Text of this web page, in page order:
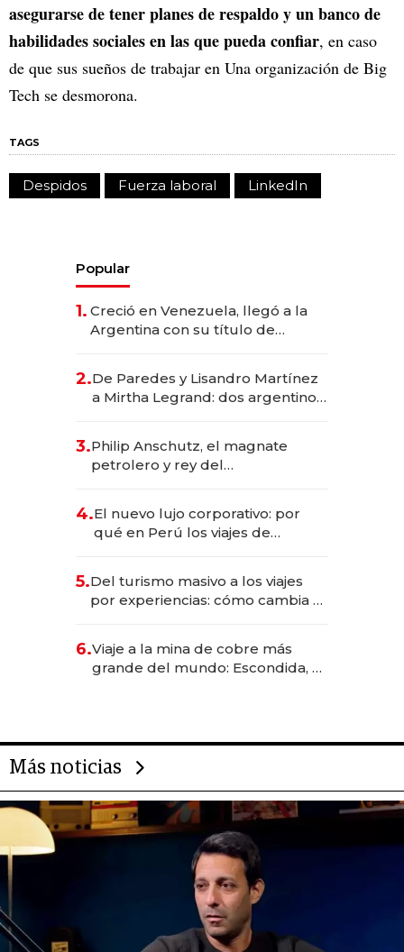
asegurarse de tener planes de respaldo y un banco de
habilidades sociales en las que pueda confiar, en caso
de que sus sueños de trabajar en Una organización de Big
Tech se desmorona.
TAGS
Despidos Fuerza laboral LinkedIn
Popular
1. Creció en Venezuela, llegó a la
Argentina con su título de
las marcas "fast premium"
2.De Paredes y Lisandro Martínez
a Mirtha Legrand: dos argentinos
3.Philip Anschutz, el magnate
petrolero y rey del
Fénix
4.El nuevo lujo corporativo: por
qué en Perú los viajes de
transformadoras
5.Del turismo masivo a los viajes
por experiencias: cómo cambia el
6.Viaje a la mina de cobre más
grande del mundo: Escondida, el
Más noticias